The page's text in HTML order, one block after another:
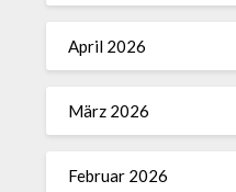
April 2026
März 2026
Februar 2026